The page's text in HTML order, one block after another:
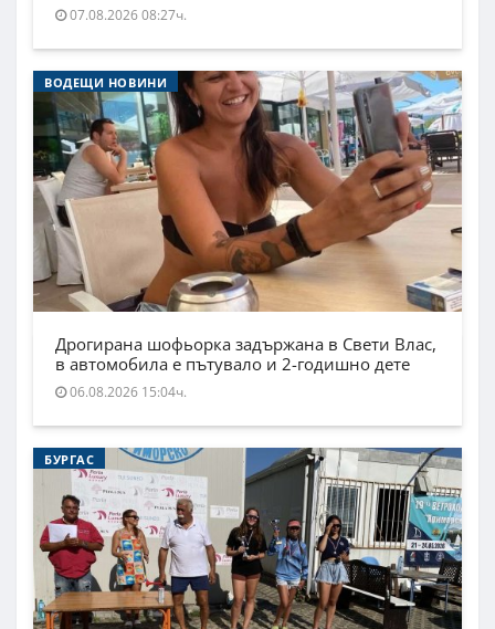
07.08.2026 08:27ч.
ВОДЕЩИ НОВИНИ
Дрогирана шофьорка задържана в Свети Влас,
в автомобила е пътувало и 2-годишно дете
06.08.2026 15:04ч.
БУРГАС